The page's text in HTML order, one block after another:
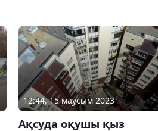
12:44, 15 маусым 2023
Ақсуда оқушы қыз